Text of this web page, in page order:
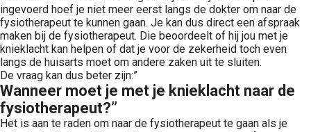
ingevoerd hoef je niet meer eerst langs de dokter om naar de
fysiotherapeut te kunnen gaan. Je kan dus direct een afspraak
maken bij de fysiotherapeut. Die beoordeelt of hij jou met je
knieklacht kan helpen of dat je voor de zekerheid toch even
langs de huisarts moet om andere zaken uit te sluiten.
De vraag kan dus beter zijn:”
Wanneer moet je met je knieklacht naar de
fysiotherapeut?”
Het is aan te raden om naar de fysiotherapeut te gaan als je
Hierdoor
website-
van